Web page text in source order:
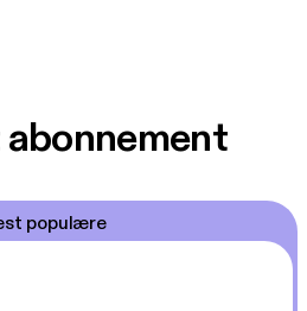
populære